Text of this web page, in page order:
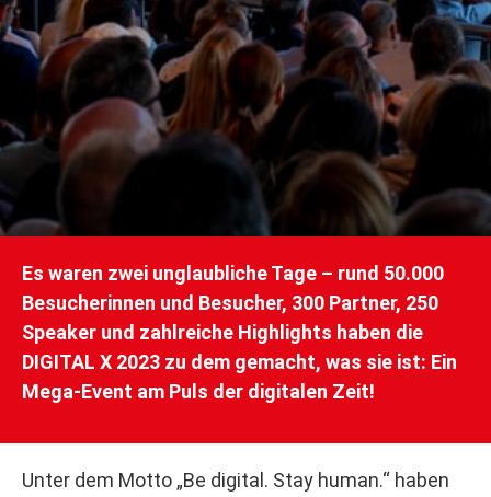
Es waren zwei unglaubliche Tage – rund 50.000
Besucherinnen und Besucher, 300 Partner, 250
Speaker und zahlreiche Highlights haben die
DIGITAL X 2023 zu dem gemacht, was sie ist: Ein
Mega-Event am Puls der digitalen Zeit!
Unter dem Motto „Be digital. Stay human.“ haben